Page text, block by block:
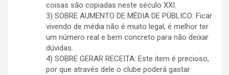
coisas são copiadas neste século XXI.
3) SOBRE AUMENTO DE MÉDIA DE PÚBLICO: Ficar
vivendo de média não é muito legal, é melhor ter
um número real e bem concreto para não deixar
dúvidas.
4) SOBRE GERAR RECEITA: Este item é precioso,
por que através dele o clube poderá gastar